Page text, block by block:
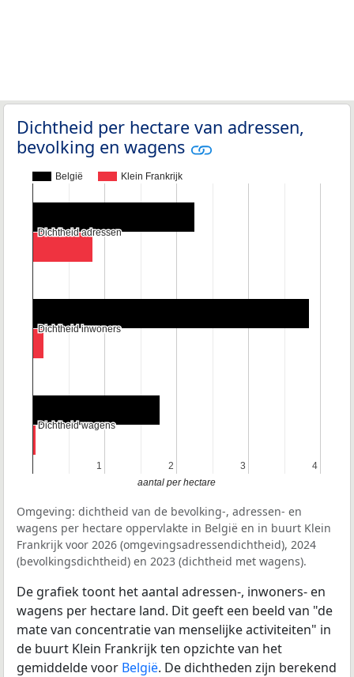
Dichtheid per hectare van adressen,
bevolking en wagens
België Klein Frankrijk
1
1 2
2 3
3 4
4
Dichtheid adressen
Dichtheid adressen
Dichtheid inwoners
Dichtheid inwoners
Dichtheid wagens
Dichtheid wagens
aantal per hectare
Omgeving: dichtheid van de bevolking-, adressen- en
wagens per hectare oppervlakte in België en in buurt Klein
Frankrijk voor 2026 (omgevingsadressendichtheid), 2024
(bevolkingsdichtheid) en 2023 (dichtheid met wagens).
De grafiek toont het aantal adressen-, inwoners- en
wagens per hectare land. Dit geeft een beeld van "de
mate van concentratie van menselijke activiteiten" in
de buurt Klein Frankrijk ten opzichte van het
gemiddelde voor België. De dichtheden zijn berekend